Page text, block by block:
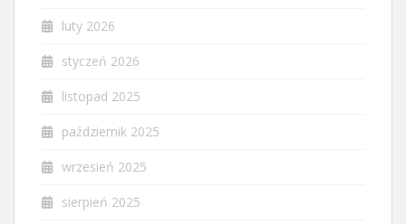
luty 2026
styczeń 2026
listopad 2025
październik 2025
wrzesień 2025
sierpień 2025